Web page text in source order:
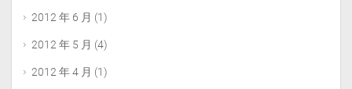
2012 年 6 月 (1)
2012 年 5 月 (4)
2012 年 4 月 (1)